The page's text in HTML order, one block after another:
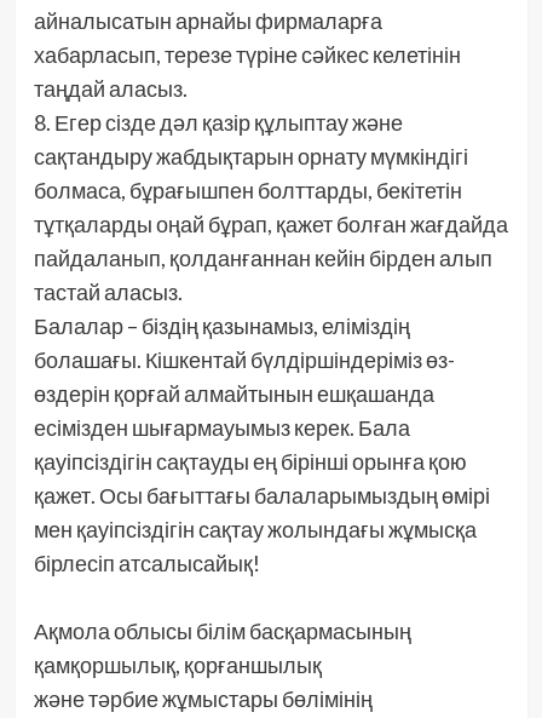
айналысатын арнайы фирмаларға
хабарласып, терезе түріне сәйкес келетінін
таңдай аласыз.
8. Егер сізде дәл қазір құлыптау және
сақтандыру жабдықтарын орнату мүмкіндігі
болмаса, бұрағышпен болттарды, бекітетін
тұтқаларды оңай бұрап, қажет болған жағдайда
пайдаланып, қолданғаннан кейін бірден алып
тастай аласыз.
Балалар – біздің қазынамыз, еліміздің
болашағы. Кішкентай бүлдіршіндеріміз өз-
өздерін қорғай алмайтынын ешқашанда
есімізден шығармауымыз керек. Бала
қауіпсіздігін сақтауды ең бірінші орынға қою
қажет. Осы бағыттағы балаларымыздың өмірі
мен қауіпсіздігін сақтау жолындағы жұмысқа
бірлесіп атсалысайық!
Ақмола облысы білім басқармасының
қамқоршылық, қорғаншылық
және тәрбие жұмыстары бөлімінің